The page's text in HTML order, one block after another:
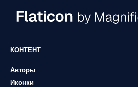
КОНТЕНТ
Авторы
Иконки